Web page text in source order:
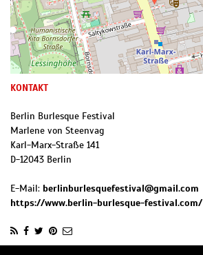
KONTAKT
Berlin Burlesque Festival
Marlene von Steenvag
Karl-Marx-Straße 141
D-12043 Berlin
E-Mail: berlinburlesquefestival@gmail.com
https://www.berlin-burlesque-festival.com/